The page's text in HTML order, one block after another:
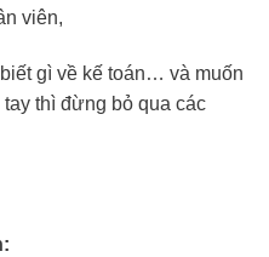
viên,
gì về kế toán… và muốn
thì đừng bỏ qua các